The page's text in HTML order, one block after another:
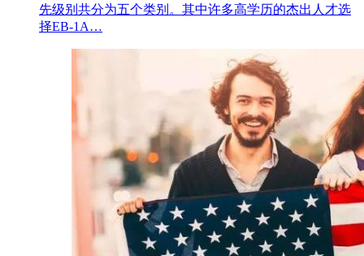
先级别共分为五个类别。其中许多高学历的杰出人才选
择EB-1A…